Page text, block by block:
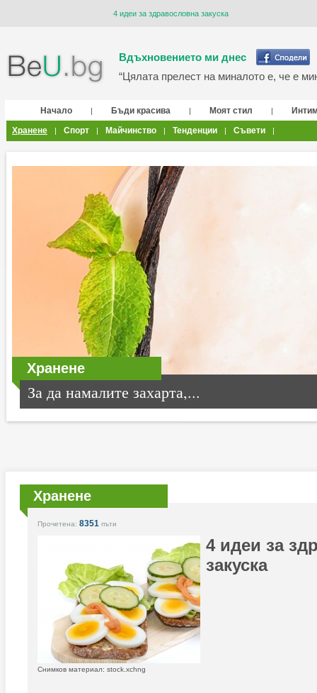
4 идеи за здравословна закуска
Вдъхновението ми днес
“Цялата прелест на миналото е, че е
Начало | Бъди красива | Моят стил |
Хранене
| Спорт | Майчинство | Тенденции | Съвети |
Хранене
За да намалите захарта,...
Хранене
Прочетена: 8351 пъти
4 идеи за
закуска
Снимков материал: stock.xchng